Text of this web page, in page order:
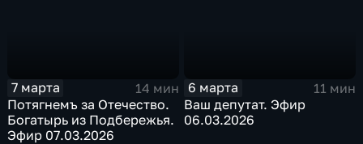
7 марта
14 мин
Потягнемъ за Отечество.
Богатырь из Подбережья.
Эфир 07.03.2026
6 марта
11 мин
Ваш депутат. Эфир
06.03.2026